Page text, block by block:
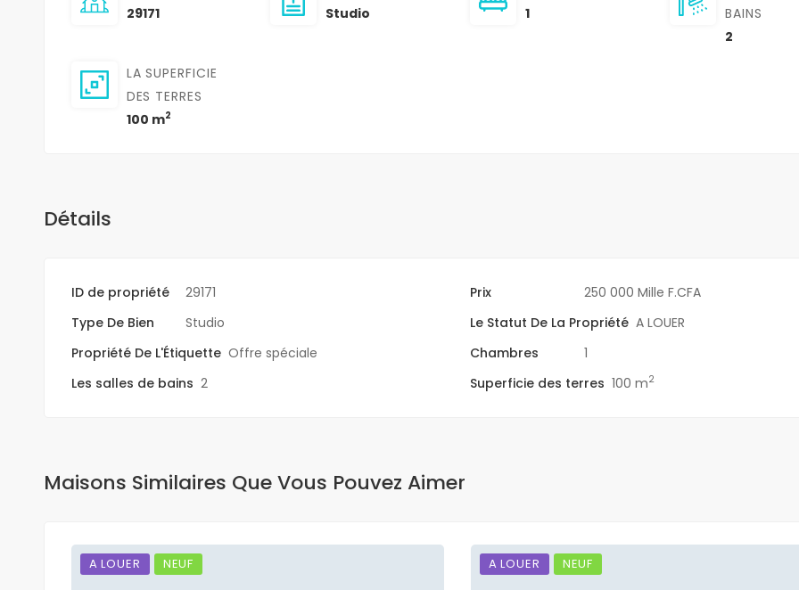
29171
Studio
1
BAINS
2
LA SUPERFICIE
DES TERRES
100 m2
Détails
ID de propriété 29171 Prix
250 000 Mille F.CFA
Type De Bien
Studio Le Statut De La Propriété A LOUER
Propriété De L'Étiquette Offre spéciale Chambres
1
Les salles de bains 2 Superficie des terres 100 m2
Maisons Similaires Que Vous Pouvez Aimer
A LOUER NEUF A LOUER NEUF